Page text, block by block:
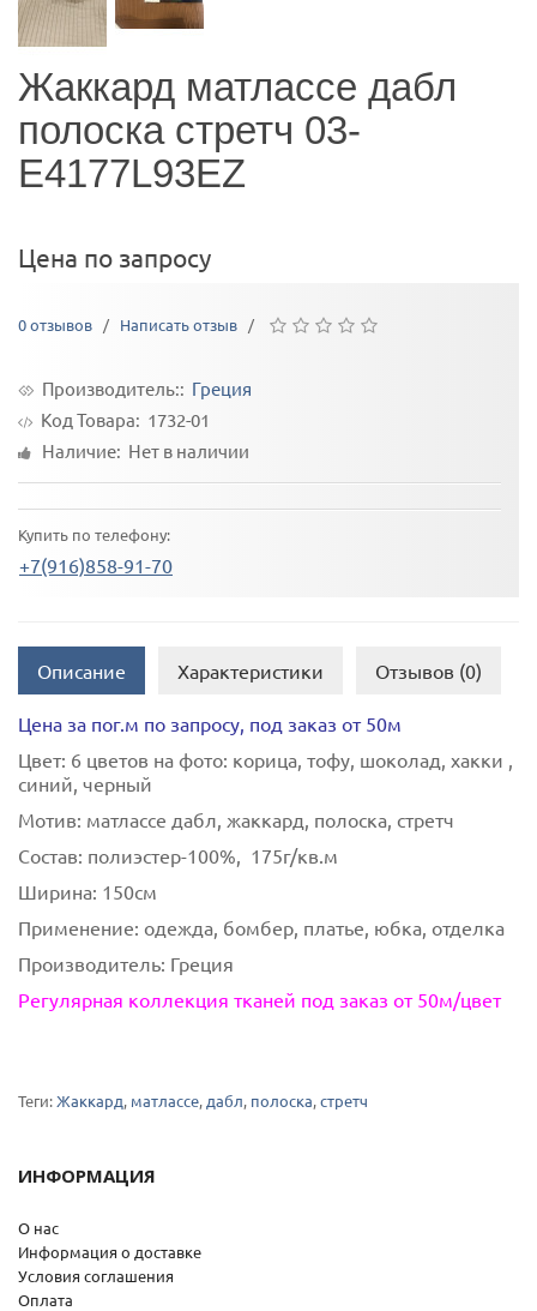
Жаккард матлассе дабл
полоска стретч 03-
Е4177L93EZ
Цена по запросу
0 отзывов / Написать отзыв /
Производитель:: Греция
Код Товара: 1732-01
Наличие: Нет в наличии
Купить по телефону:
+7(916)858-91-70
Описание Характеристики Отзывов (0)
Цена за пог.м по запросу, под заказ от 50м
Цвет: 6 цветов на фото: корица, тофу, шоколад, хакки ,
синий, черный
Мотив: матлассе дабл, жаккард, полоска, стретч
Состав: полиэстер-100%, 175г/кв.м
Ширина: 150см
Применение: одежда, бомбер, платье, юбка, отделка
Производитель: Греция
Регулярная коллекция тканей под заказ от 50м/цвет
Теги:Жаккард, матлассе, дабл, полоска,стретч
ИНФОРМАЦИЯ
О нас
Информация о доставке
Условия соглашения
Оплата